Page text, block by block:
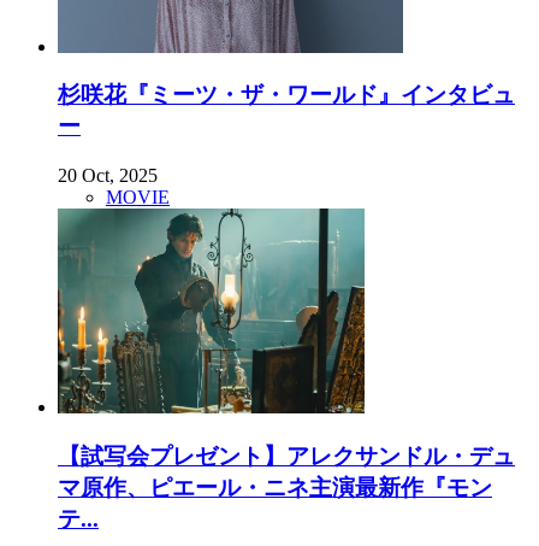
杉咲花『ミーツ・ザ・ワールド』インタビュ
ー
20 Oct, 2025
MOVIE
【試写会プレゼント】アレクサンドル・デュ
マ原作、ピエール・ニネ主演最新作『モン
テ...